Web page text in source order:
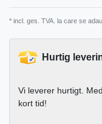
* incl. ges. TVA. la care se
Hurtig
Vi leverer hurtigt.
kort tid!